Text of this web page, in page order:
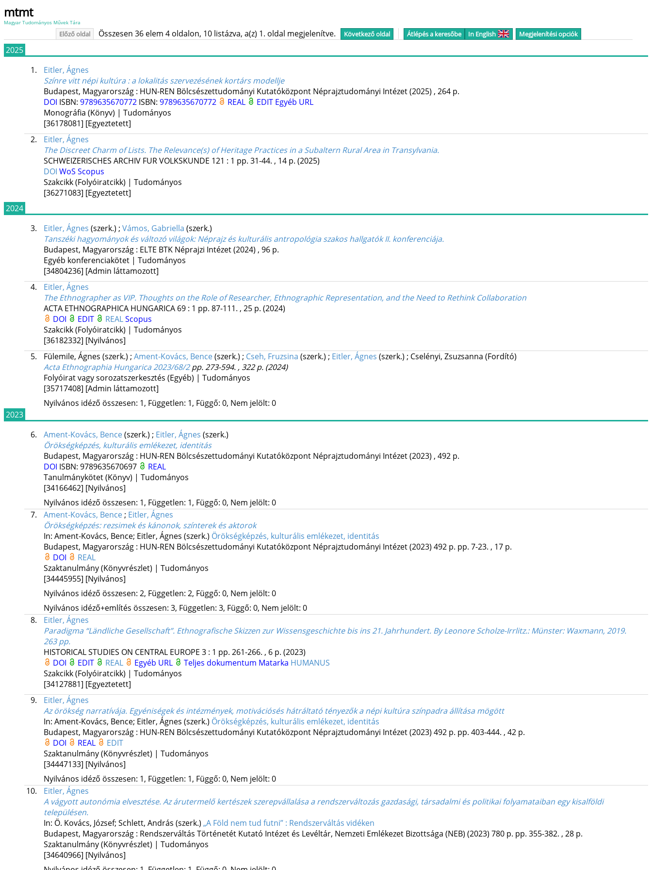
mtmt
Magyar Tudományos Művek Tára
Előző oldal Összesen 36 elem 4 oldalon, 10 listázva, a(z) 1. oldal megjelenítve. Következő oldal Átlépés a keresőbe In English Megjelenítési opciók
2025
1.
Eitler, Ágnes
Színre vitt népi kultúra : a lokalitás szervezésének kortárs modellje
Budapest, Magyarország : HUN-REN Bölcsészettudományi Kutatóközpont Néprajztudományi Intézet(2025) , 264 p.
DOI ISBN: 9789635670772 ISBN: 9789635670772 REAL EDIT Egyéb URL
Monográfia (Könyv) | Tudományos
[36178081] [Egyeztetett]
2.
Eitler, Ágnes
The Discreet Charm of Lists. The Relevance(s) of Heritage Practices in a Subaltern Rural Area in Transylvania.
SCHWEIZERISCHES ARCHIV FUR VOLKSKUNDE 121 : 1 pp. 31-44. , 14 p. (2025)
DOI WoS Scopus
Szakcikk (Folyóiratcikk) | Tudományos
[36271083] [Egyeztetett]
2024
3.
Eitler, Ágnes (szerk.) ; Vámos, Gabriella (szerk.)
Tanszéki hagyományok és változó világok: Néprajz és kulturális antropológia szakos hallgatók II. konferenciája.
Budapest, Magyarország : ELTE BTK Néprajzi Intézet(2024) , 96 p.
Egyéb konferenciakötet | Tudományos
[34804236] [Admin láttamozott]
4.
Eitler, Ágnes
The Ethnographer as VIP. Thoughts on the Role of Researcher, Ethnographic Representation, and the Need to Rethink Collaboration
ACTA ETHNOGRAPHICA HUNGARICA 69: 1 pp. 87-111. , 25 p. (2024)
DOI
EDIT REALScopus
Szakcikk (Folyóiratcikk) | Tudományos
[36182332] [Nyilvános]
5.
Fülemile, Ágnes (szerk.) ; Ament-Kovács, Bence(szerk.) ; Cseh, Fruzsina (szerk.) ; Eitler, Ágnes (szerk.) ; Cselényi, Zsuzsanna (Fordító)
Acta Ethnographia Hungarica 2023/68/2 pp. 273-594. , 322 p. (2024)
Folyóirat vagy sorozatszerkesztés (Egyéb) | Tudományos
[35717408] [Admin láttamozott]
Nyilvános idéző összesen: 1, Független: 1, Függő: 0, Nem jelölt: 0
2023
6.
Ament-Kovács, Bence(szerk.) ; Eitler, Ágnes (szerk.)
Örökségképzés, kulturális emlékezet, identitás
Budapest, Magyarország : HUN-REN Bölcsészettudományi Kutatóközpont Néprajztudományi Intézet(2023) , 492 p.
DOI ISBN: 9789635670697
REAL
Tanulmánykötet (Könyv) | Tudományos
[34166462] [Nyilvános]
Nyilvános idéző összesen: 1, Független: 1, Függő: 0, Nem jelölt: 0
7.
Ament-Kovács, Bence; Eitler, Ágnes
Örökségképzés: rezsimek és kánonok, színterek és aktorok
In: Ament-Kovács, Bence; Eitler, Ágnes (szerk.) Örökségképzés, kulturális emlékezet, identitás
Budapest, Magyarország : HUN-REN Bölcsészettudományi Kutatóközpont Néprajztudományi Intézet(2023) 492 p. pp. 7-23. , 17 p.
DOI
REAL
Szaktanulmány (Könyvrészlet) | Tudományos
[34445955] [Nyilvános]
Nyilvános idéző összesen: 2, Független: 2, Függő: 0, Nem jelölt: 0
Nyilvános idéző+említés összesen: 3, Független: 3, Függő: 0, Nem jelölt: 0
8.
Eitler, Ágnes
Paradigma “Ländliche Gesellschaft”. Ethnografische Skizzen zur Wissensgeschichte bis ins 21. Jahrhundert. By Leonore Scholze-Irrlitz.: Münster: Waxmann, 2019.
263 pp.
HISTORICAL STUDIES ON CENTRAL EUROPE 3: 1 pp. 261-266. , 6 p. (2023)
DOI
EDIT REAL Egyéb URL Teljes dokumentum Matarka HUMANUS
Szakcikk (Folyóiratcikk) | Tudományos
[34127881] [Egyeztetett]
9.
Eitler, Ágnes
Az örökség narratívája. Egyéniségek és intézmények, motivációsés hátráltató tényezők a népi kultúra színpadra állítása mögött
In: Ament-Kovács, Bence; Eitler, Ágnes (szerk.) Örökségképzés, kulturális emlékezet, identitás
Budapest, Magyarország : HUN-REN Bölcsészettudományi Kutatóközpont Néprajztudományi Intézet(2023) 492 p. pp. 403-444. , 42 p.
DOI
REAL
EDIT
Szaktanulmány (Könyvrészlet) | Tudományos
[34447133] [Nyilvános]
Nyilvános idéző összesen: 1, Független: 1, Függő: 0, Nem jelölt: 0
10.
Eitler, Ágnes
A vágyott autonómia elvesztése. Az árutermelő kertészek szerepvállalása a rendszerváltozás gazdasági, társadalmi és politikai folyamataiban egy kisalföldi
településen.
In: Ö. Kovács, József; Schlett, András (szerk.) „A Föld nem tud futni” : Rendszerváltás vidéken
Budapest, Magyarország : Rendszerváltás Történetét Kutató Intézet és Levéltár, Nemzeti Emlékezet Bizottsága (NEB) (2023) 780 p. pp. 355-382. , 28 p.
Szaktanulmány (Könyvrészlet) | Tudományos
[34640966] [Nyilvános]